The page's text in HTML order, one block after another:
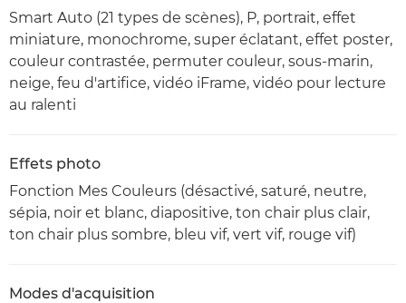
Smart Auto (21 types de scènes), P, portrait, effet
miniature, monochrome, super éclatant, effet poster,
couleur contrastée, permuter couleur, sous-marin,
neige, feu d'artifice, vidéo iFrame, vidéo pour lecture
au ralenti
Effets photo
Fonction Mes Couleurs (désactivé, saturé, neutre,
sépia, noir et blanc, diapositive, ton chair plus clair,
ton chair plus sombre, bleu vif, vert vif, rouge vif)
Modes d'acquisition